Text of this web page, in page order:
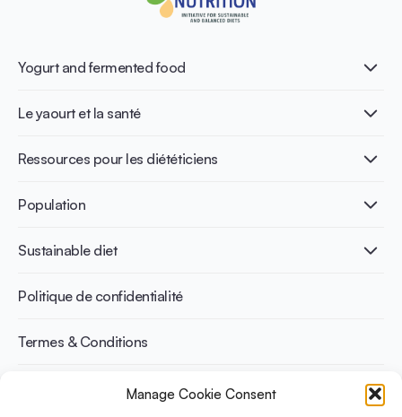
Manage Cookie Consent
Yogurt and fermented food
Qu’est-ce que le yaourt ?
Nutri-dense food
Le yaourt et la santé
Healthy Diets & Lifestyle
Santé intestinale
Santé osseuse
Gestion du poids
Ressources pour les diététiciens
Publications
Infographics
Recettes
Population
Adulte
Sportif
Sustainable diet
Benefits for planet health
Benefits for human health
Politique de confidentialité
Termes & Conditions